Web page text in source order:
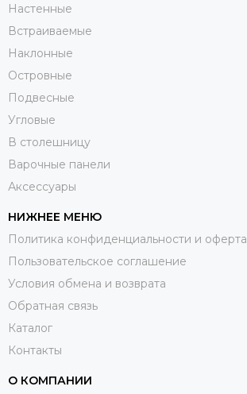
Настенные
Встраиваемые
Наклонные
Островные
Подвесные
Угловые
В столешницу
Варочные панели
Аксессуары
НИЖНЕЕ МЕНЮ
Политика конфиденциальности и оферта
Пользовательское соглашение
Условия обмена и возврата
Обратная связь
Каталог
Контакты
О КОМПАНИИ